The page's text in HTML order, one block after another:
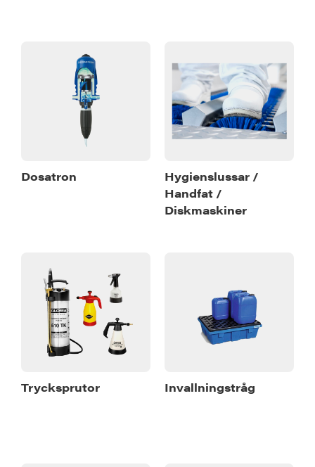
Dosatron
Hygienslussar /
Handfat /
Diskmaskiner
Trycksprutor Invallningstråg